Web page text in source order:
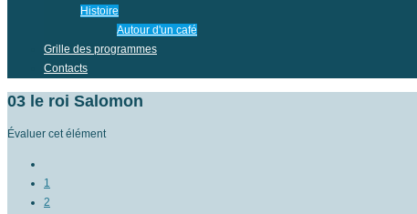
Histoire
Autour d'un café
Grille des programmes
Contacts
03 le roi Salomon
Évaluer cet élément
1
2